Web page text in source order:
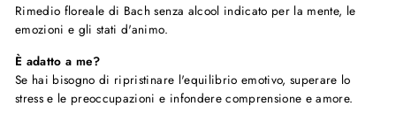
Rimedio floreale di Bach senza alcool indicato per la mente, le
emozioni e gli stati d'animo.
È adatto a me?
Se hai bisogno di ripristinare l'equilibrio emotivo, superare lo
stress e le preoccupazioni e infondere comprensione e amore.